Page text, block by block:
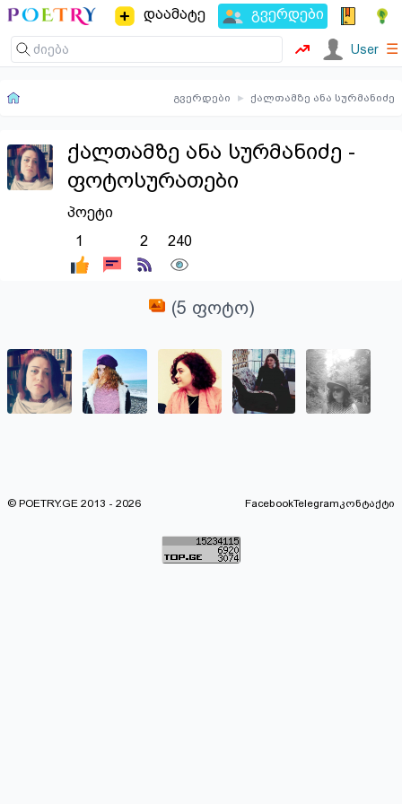
დაამატე გვერდები
User ☰
გვერდები ▸ ქალთამზე ანა სურმანიძე
ქალთამზე ანა სურმანიძე -
ფოტოსურათები
პოეტი
1
2 240
(5 ფოტო)
© POETRY.GE 2013 - 2026 FacebookTelegramკონტაქტი